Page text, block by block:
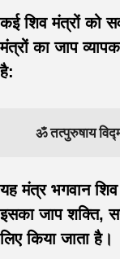
कई शिव मंत्रों को
मंत्रों का जाप
है:
ॐ तत्पुरुषाय
यह मंत्र भगवान
इसका जाप शक्ति,
लिए किया जाता है।